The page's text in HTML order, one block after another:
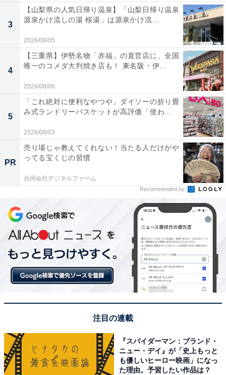
3
【山梨県の人気日帰り温泉】「山梨日帰り温泉
源泉かけ流しの湯 桜湯」は源泉かけ流...
2026/08/05
4
【三重県】伊勢名物「赤福」の直営店に、全国
唯一のコメダ大判焼き店も！ 東名阪・伊...
2026/08/06
5
「これ絶対に便利なやつや」ダイソーの折り畳
み式ランドリーバスケットが高評価「使わ...
2026/08/03
PR
売り場じゃ教えてくれない！当たる人だけがや
ってる宝くじの習慣
合同会社デジタルファーム
Recommended by
注目の連載
『スパイダーマン：ブランド・
ニュー・デイ』が「史上もっと
も優しいヒーロー映画」になっ
た理由。予習したい作品は？